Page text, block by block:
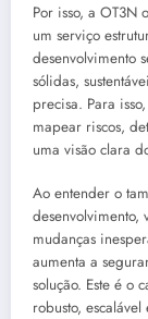
Por isso, a OT3N
um serviço
desenvolvimento
sólidas,
precisa. Para
mapear riscos,
uma visão clara
Ao entender o
desenvolvimento,
mudanças
aumenta a
solução. Este é o
robusto,